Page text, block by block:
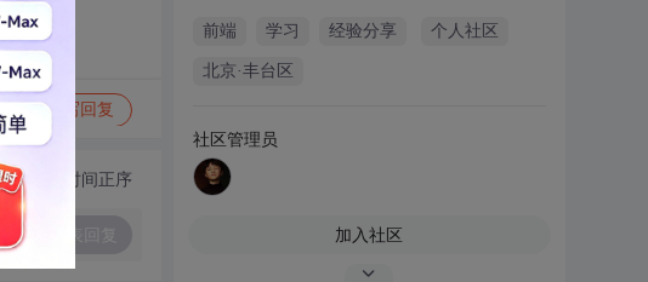
写回复
切换为时间正序
前端 学习 经验分享 个人社区
北京·丰台区
社区管理员
加入社区